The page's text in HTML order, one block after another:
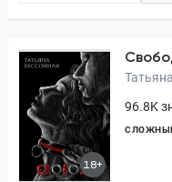
18+
96.8K